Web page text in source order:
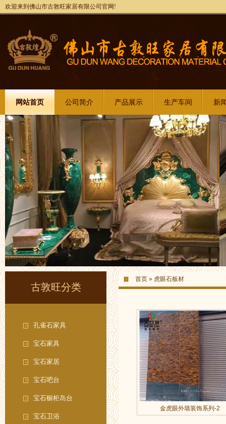
欢迎来到佛山市古敦旺家居有限公司官网!
网站首页 公司简介 产品展示 生产车间 新
古敦旺分类
孔雀石家具
宝石家具
宝石家居
宝石吧台
宝石橱柜岛台
宝石卫浴
首页 » 虎眼石板材
金虎眼外墙装饰系列-2